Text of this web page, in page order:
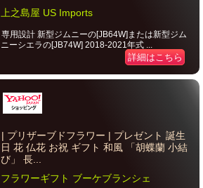
上之島屋 US Imports
専用設計 新型ジムニーの[JB64W]または新型ジム
ニーシエラの[JB74W] 2018-2021年式 ...
詳細はこちら
| プリザーブドフラワー | プレゼント 誕生
日 花 仏花 お祝 ギフト 和風 「胡蝶蘭 小結
び」 長...
フラワーギフト ブーケブランシェ